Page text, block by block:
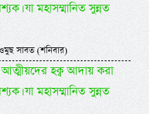
যা মহাসম্মানিত সুন্নত
সাবত (শনিবার)
হক্ব আদায় করা
যা মহাসম্মানিত সুন্নত